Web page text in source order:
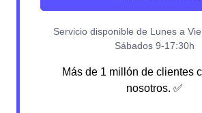
Más de 1 millón de clientes
nosotros. ✅